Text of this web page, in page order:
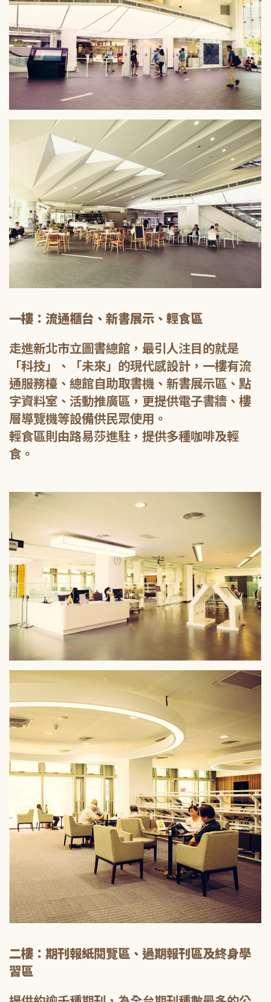
一樓：流通櫃台、新書展示、輕食區
走進新北市立圖書總館，最引人注目的就是
「科技」、「未來」的現代感設計，一樓有流
通服務檯、總館自助取書機、新書展示區、點
字資料室、活動推廣區，更提供電子書牆、樓
層導覽機等設備供民眾使用。
輕食區則由路易莎進駐，提供多種咖啡及輕
食。
二樓：期刊報紙閱覽區、過期報刊區及終身學
習區